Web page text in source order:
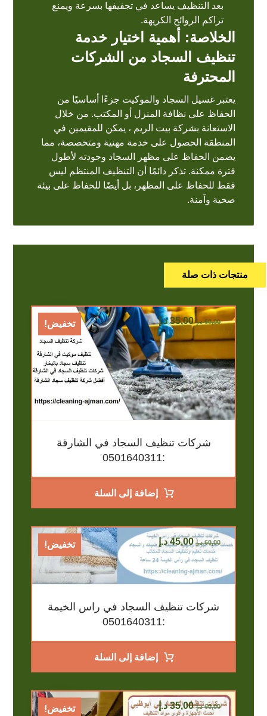
بعد التنظيف يساعد في تجفيفها بسرعة ويمنع
تراكم الروائح الكريهة.
الخلاصة: أهمية اختيار خدمة
تنظيف السجاد من الشركات
المحترفة
يعتبر غسيل السجاد والموكيت جزءًا أساسيًا من
الحفاظ على نظافة المنزل أو المكتب. من خلال
الاستعانة بشركة بيت الريم ، يمكن للمقيمين في
المنطقة الحصول على خدمة مهنية ومتخصصة، مما
يضمن الحفاظ على مظهر السجاد وجودته لأطول
فترة ممكنة. تذكر دائمًا أن التنظيف المنتظم ليس
فقط للحفاظ على المظهر، بل أيضًا للحفاظ على بيئة
صحية وآمنة.
منتجات ذات صلة
تخفيض!
شركات تنظيف السجاد في الشارقة
:0501640311
60,00 د.إ 35,00 د.إ
إضافة إلى السلة
تخفيض!
شركات تنظيف السجاد في راس الخيمة
:0501640311
60,00 د.إ 45,00 د.إ
إضافة إلى السلة
تخفيض! 60,00 د.إ 35,00 د.إ